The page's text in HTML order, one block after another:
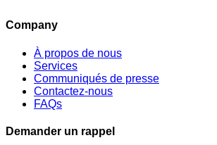
Company
À propos de nous
Services
Communiqués de presse
Contactez-nous
FAQs
Demander un rappel